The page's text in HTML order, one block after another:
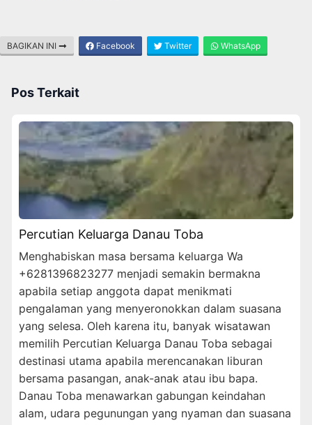
BAGIKAN INI Facebook Twitter WhatsApp
Pos Terkait
Percutian Keluarga Danau Toba
Menghabiskan masa bersama keluarga Wa
+6281396823277 menjadi semakin bermakna
apabila setiap anggota dapat menikmati
pengalaman yang menyeronokkan dalam suasana
yang selesa. Oleh karena itu, banyak wisatawan
memilih Percutian Keluarga Danau Toba sebagai
destinasi utama apabila merencanakan liburan
bersama pasangan, anak-anak atau ibu bapa.
Danau Toba menawarkan gabungan keindahan
alam, udara pegunungan yang nyaman dan suasana